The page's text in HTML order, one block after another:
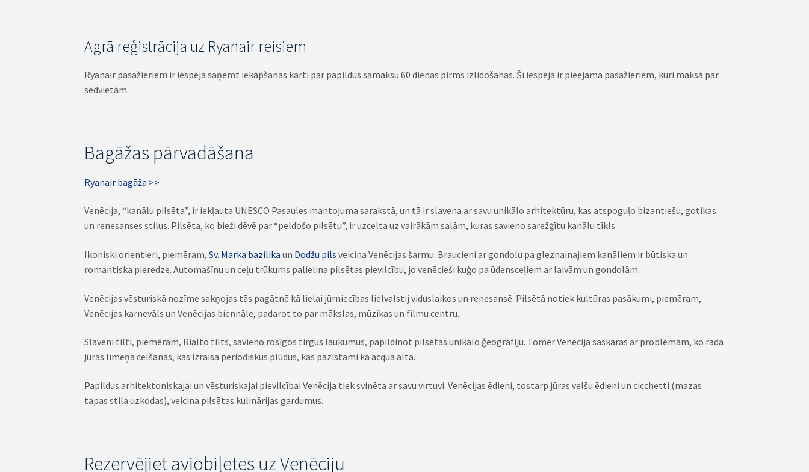
Agrā reģistrācija uz Ryanair reisiem
Ryanair pasažieriem ir iespēja saņemt iekāpšanas karti par papildus samaksu 60 dienas pirms izlidošanas. Šī iespēja ir pieejama pasažieriem, kuri maksā par
sēdvietām.
Bagāžas pārvadāšana
Ryanair bagāža >>
Venēcija, “kanālu pilsēta”, ir iekļauta UNESCO Pasaules mantojuma sarakstā, un tā ir slavena ar savu unikālo arhitektūru, kas atspoguļo bizantiešu, gotikas
un renesanses stilus. Pilsēta, ko bieži dēvē par “peldošo pilsētu”, ir uzcelta uz vairākām salām, kuras savieno sarežģītu kanālu tīkls.
Ikoniski orientieri, piemēram,Sv. Marka bazilika un Dodžu pils veicina Venēcijas šarmu. Braucieni ar gondolu pa gleznainajiem kanāliem ir būtiska un
romantiska pieredze. Automašīnu un ceļu trūkums palielina pilsētas pievilcību, jo venēcieši kuģo pa ūdensceļiem ar laivām un gondolām.
Venēcijas vēsturiskā nozīme sakņojas tās pagātnē kā lielai jūrniecības lielvalstij viduslaikos un renesansē. Pilsētā notiek kultūras pasākumi, piemēram,
Venēcijas karnevāls un Venēcijas biennāle, padarot to par mākslas, mūzikas un filmu centru.
Slaveni tilti, piemēram, Rialto tilts, savieno rosīgos tirgus laukumus, papildinot pilsētas unikālo ģeogrāfiju. Tomēr Venēcija saskaras ar problēmām, ko rada
jūras līmeņa celšanās, kas izraisa periodiskus plūdus, kas pazīstami kā acqua alta.
Papildus arhitektoniskajai un vēsturiskajai pievilcībai Venēcija tiek svinēta ar savu virtuvi. Venēcijas ēdieni, tostarp jūras velšu ēdieni un cicchetti (mazas
tapas stila uzkodas), veicina pilsētas kulinārijas gardumus.
Rezervējiet aviobiļetes uz Venēciju